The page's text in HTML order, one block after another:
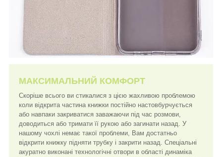
МАКСИМАЛЬНИЙ КОМФОРТ
Скоріше всього ви стикалися з цією жахливою проблемою
коли відкрита частина книжки постійно настовбурчується
або навпаки закриватися заважаючи під час розмови,
доводиться або тримати її рукою або загинати назад. У
нашому чохлі немає такої проблеми, Вам достатньо
відкрити книжку підняти трубку і закрити назад. Спеціальні
акуратно виконані технологічні отвори в області динаміка